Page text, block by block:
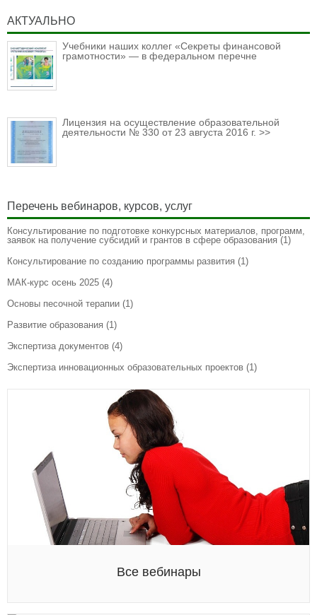
АКТУАЛЬНО
Учебники наших коллег «Секреты финансовой
грамотности» — в федеральном перечне
Лицензия на осуществление образовательной
деятельности № 330 от 23 августа 2016 г. >>
Перечень вебинаров, курсов, услуг
Консультирование по подготовке конкурсных материалов, программ,
заявок на получение субсидий и грантов в сфере образования (1)
Консультирование по созданию программы развития (1)
МАК-курс осень 2025 (4)
Основы песочной терапии (1)
Развитие образования (1)
Экспертиза документов (4)
Экспертиза инновационных образовательных проектов (1)
Все вебинары